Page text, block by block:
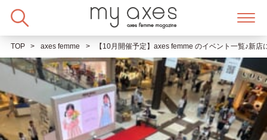
TOP axes femme 【10月開催予定】axes femme のイベント一覧♪新